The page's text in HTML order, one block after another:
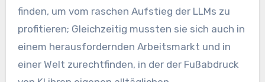
finden, um vom raschen Aufstieg der LLMs zu
profitieren; Gleichzeitig mussten sie sich auch in
einem herausfordernden Arbeitsmarkt und in
einer Welt zurechtfinden, in der der Fußabdruck